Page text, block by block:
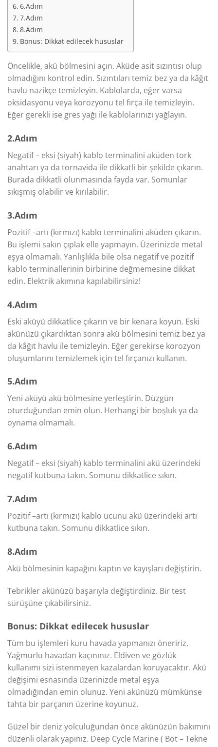
6.Adım
7.Adım
8.Adım
Bonus: Dikkat edilecek hususlar
Öncelikle, akü bölmesini açın. Aküde asit sızıntısı olup
olmadığını kontrol edin. Sızıntıları temiz bez ya da kâğıt
havlu nazikçe temizleyin. Kablolarda, eğer varsa
oksidasyonu veya korozyonu tel fırça ile temizleyin.
Eğer gerekli ise gres yağı ile kablolarınızı yağlayın.
2.Adım
Negatif – eksi (siyah) kablo terminalini aküden tork
anahtarı ya da tornavida ile dikkatli bir şekilde çıkarın.
Burada dikkatli olunmasında fayda var. Somunlar
sıkışmış olabilir ve kırılabilir.
3.Adım
Pozitif –artı (kırmızı) kablo terminalini aküden çıkarın.
Bu işlemi sakın çıplak elle yapmayın. Üzerinizde metal
eşya olmamalı. Yanlışlıkla bile olsa negatif ve pozitif
kablo terminallerinin birbirine değmemesine dikkat
edin. Elektrik akımına kapılabilirsiniz!
4.Adım
Eski aküyü dikkatlice çıkarın ve bir kenara koyun. Eski
akünüzü çıkardıktan sonra akü bölmesini temiz bez ya
da kâğıt havlu ile temizleyin. Eğer gerekirse korozyon
oluşumlarını temizlemek için tel fırçanızı kullanın.
5.Adım
Yeni aküyü akü bölmesine yerleştirin. Düzgün
oturduğundan emin olun. Herhangi bir boşluk ya da
oynama olmamalı.
6.Adım
Negatif – eksi (siyah) kablo terminalini akü üzerindeki
negatif kutbuna takın. Somunu dikkatlice sıkın.
7.Adım
Pozitif –artı (kırmızı) kablo ucunu akü üzerindeki artı
kutbuna takın. Somunu dikkatlice sıkın.
8.Adım
Akü bölmesinin kapağını kaptın ve kayışları değiştirin.
Tebrikler akünüzü başarıyla değiştirdiniz. Bir test
sürüşüne çıkabilirsiniz.
Bonus: Dikkat edilecek hususlar
Tüm bu işlemleri kuru havada yapmanızı öneririz.
Yağmurlu havadan kaçınınız. Eldiven ve gözlük
kullanımı sizi istenmeyen kazalardan koruyacaktır. Akü
değişimi esnasında üzerinizde metal eşya
olmadığından emin olunuz. Yeni akünüzü mümkünse
tahta bir parçanın üzerine koyunuz.
Güzel bir deniz yolculuğundan önce akünüzün bakımını
düzenli olarak yapınız. Deep Cycle Marine ( Bot – Tekne